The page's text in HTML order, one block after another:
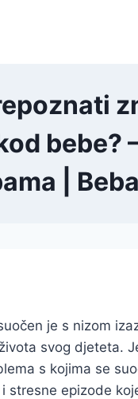
bebe?
|
je s nizom
svog djeteta.
s kojima se
stresne epizode